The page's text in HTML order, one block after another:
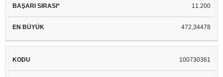
11.200
472,34478
100730361